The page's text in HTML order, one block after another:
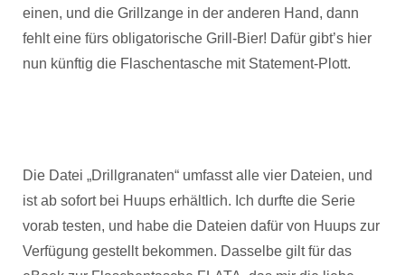
einen, und die Grillzange in der anderen Hand, dann
fehlt eine fürs obligatorische Grill-Bier! Dafür gibt’s hier
nun künftig die Flaschentasche mit Statement-Plott.
Die Datei „Drillgranaten“ umfasst alle vier Dateien, und
ist ab sofort bei Huups erhältlich. Ich durfte die Serie
vorab testen, und habe die Dateien dafür von Huups zur
Verfügung gestellt bekommen. Dasselbe gilt für das